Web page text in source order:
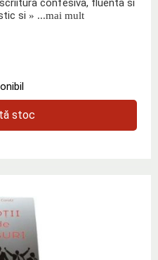
si » ...mai mult
stoc